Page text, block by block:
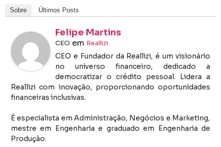
Sobre Últimos Posts
Felipe Martins
CEO em Reallizi
CEO e Fundador da Reallizi, é um visionário
no universo financeiro, dedicado a
democratizar o crédito pessoal. Lidera a
Reallizi com inovação, proporcionando oportunidades
financeiras inclusivas.
É especialista em Administração, Negócios e Marketing,
mestre em Engenharia e graduado em Engenharia de
Produção.